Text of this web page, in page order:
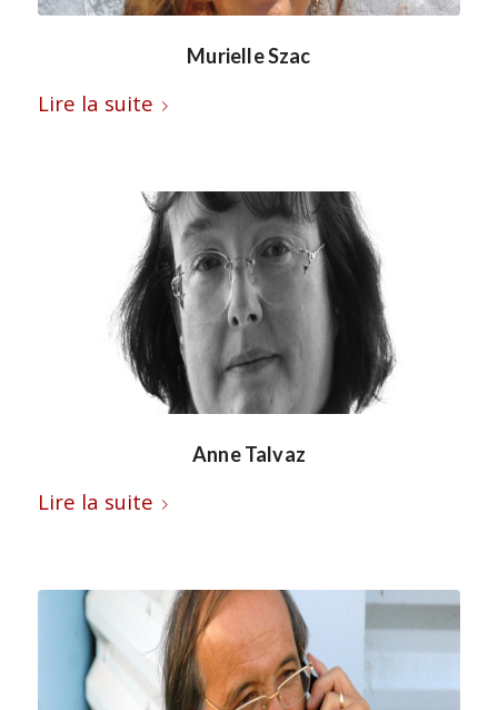
Murielle Szac
Lire la suite
Anne Talvaz
Lire la suite